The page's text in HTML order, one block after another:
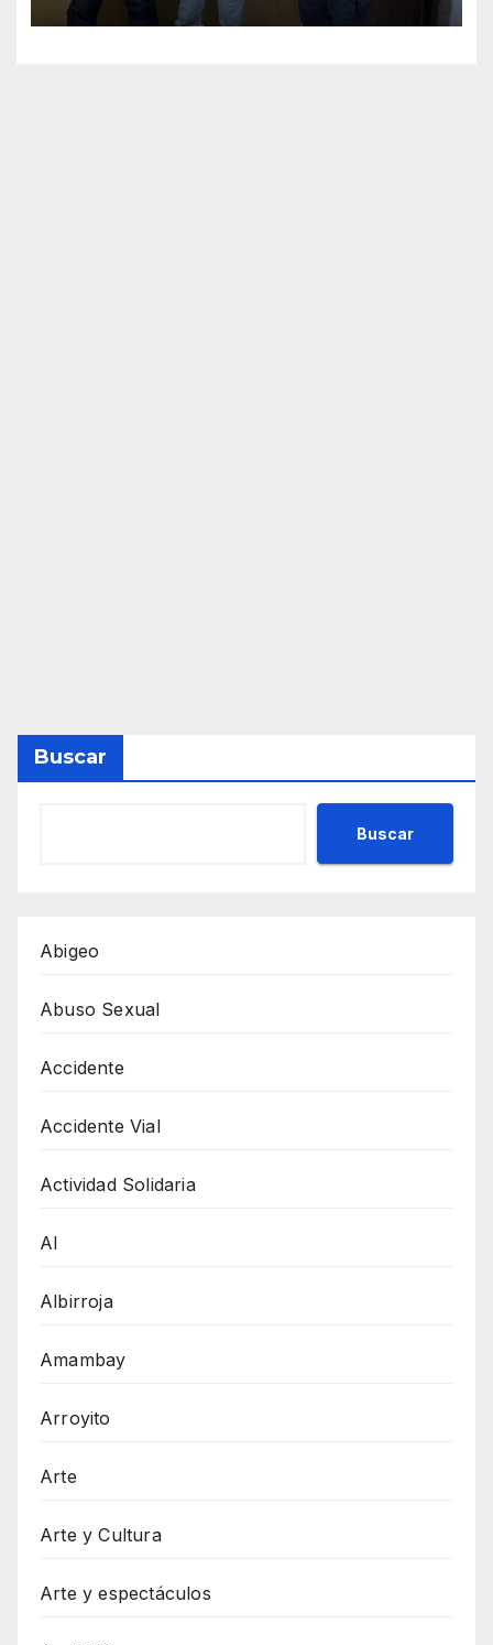
Buscar
Buscar
Abigeo
Abuso Sexual
Accidente
Accidente Vial
Actividad Solidaria
AI
Albirroja
Amambay
Arroyito
Arte
Arte y Cultura
Arte y espectáculos